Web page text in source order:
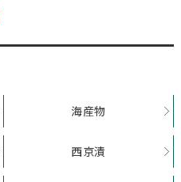
海産物
西京漬